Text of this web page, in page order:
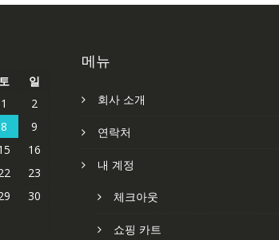
토
일
1
2
8
9
16
23
30
메뉴
회사 소개
연락처
내 계정
체크아웃
쇼핑 카트